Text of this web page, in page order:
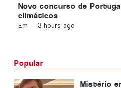
Novo concurso de
climáticos
Em - 13 hours ago
Popular
Mistério